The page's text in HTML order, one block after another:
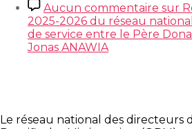
Aucun commentaire sur
2025-2026 du réseau
de service entre le Père
Jonas ANAWIA
Le réseau national des directeurs